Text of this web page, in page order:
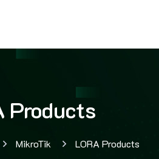
Products
MikroTik LORA Products